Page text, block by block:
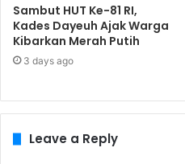
Sambut HUT Ke-81 RI,
Kades Dayeuh Ajak Warga
Kibarkan Merah Putih
3 days ago
Leave a Reply